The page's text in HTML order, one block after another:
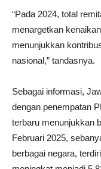
“Pada 2024, total
menargetkan
menunjukkan
nasional,” tandasnya.
Sebagai informasi,
dengan penempatan
terbaru menunjukkan
Februari 2025,
berbagai negara,